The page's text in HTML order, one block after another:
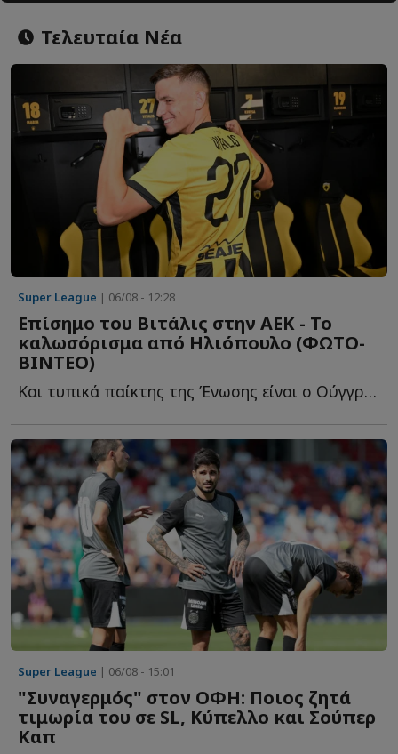
Τελευταία Νέα
Super League | 06/08 - 12:28
Επίσημο του Βιτάλις στην ΑΕΚ - Το
καλωσόρισμα από Ηλιόπουλο (ΦΩΤΟ-
ΒΙΝΤΕΟ)
Και τυπικά παίκτης της Ένωσης είναι ο Ούγγρος χαφ, αφού α...
Super League | 06/08 - 15:01
"Συναγερμός" στον ΟΦΗ: Ποιος ζητά
τιμωρία του σε SL, Κύπελλο και Σούπερ
Καπ